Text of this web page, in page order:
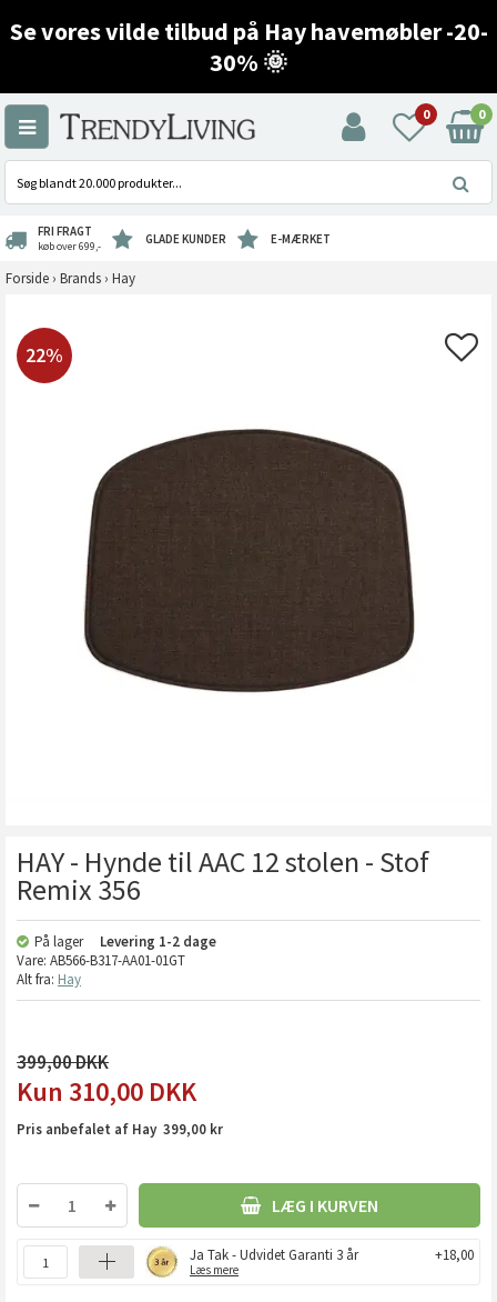
Se vores vilde tilbud på Hay havemøbler -20-
30% 🌞
0 0
FRI FRAGT
køb over 699,- GLADE KUNDER E-MÆRKET
Forside › Brands › Hay
22%
HAY - Hynde til AAC 12 stolen - Stof
Remix 356
På lager Levering 1-2 dage
Vare: AB566-B317-AA01-01GT
Alt fra: Hay
399,00
310,00 DKK
Pris anbefalet af Hay 399,00 kr
LÆG I KURVEN
Ja Tak - Udvidet Garanti 3 år
Læs mere
+18,00